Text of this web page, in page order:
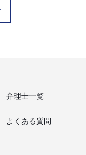
弁理士一覧
よくある質問